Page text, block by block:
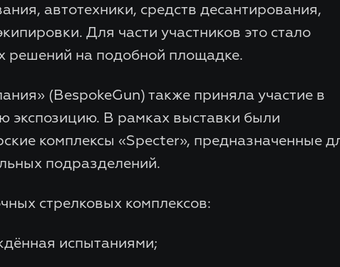
автотехники, средств десантирования,
Для части участников это стало
решений на подобной площадке.
(BespokeGun) также приняла участие в
экспозицию. В рамках выставки были
комплексы «Specter», предназначенные
подразделений.
стрелковых комплексов:
испытаниями;